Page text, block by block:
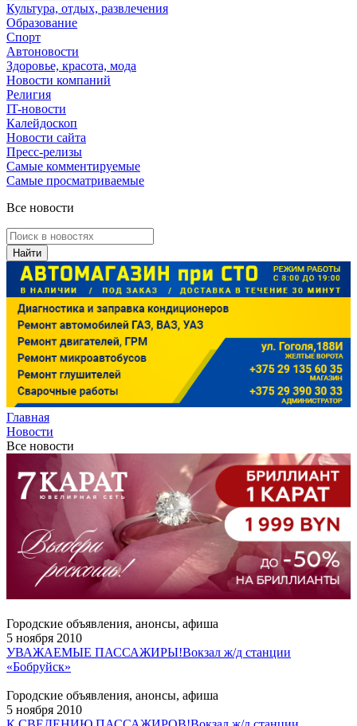
Культура, отдых, развлечения
Образование
Спорт
Автоновости
Здоровье, красота, мода
Новости компаний
Религия
IT-новости
Калейдоскоп
Новости сайта
Пресс-релизы
Самые комментируемые
Самые просматриваемые
Все новости
Найти
Главная
Новости
Все новости
Городские объявления, анонсы, афиша
5 ноября 2010
УВАЖАЕМЫЕ ПАССАЖИРЫ!Вокзал ж/д станции
«Бобруйск»
Городские объявления, анонсы, афиша
5 ноября 2010